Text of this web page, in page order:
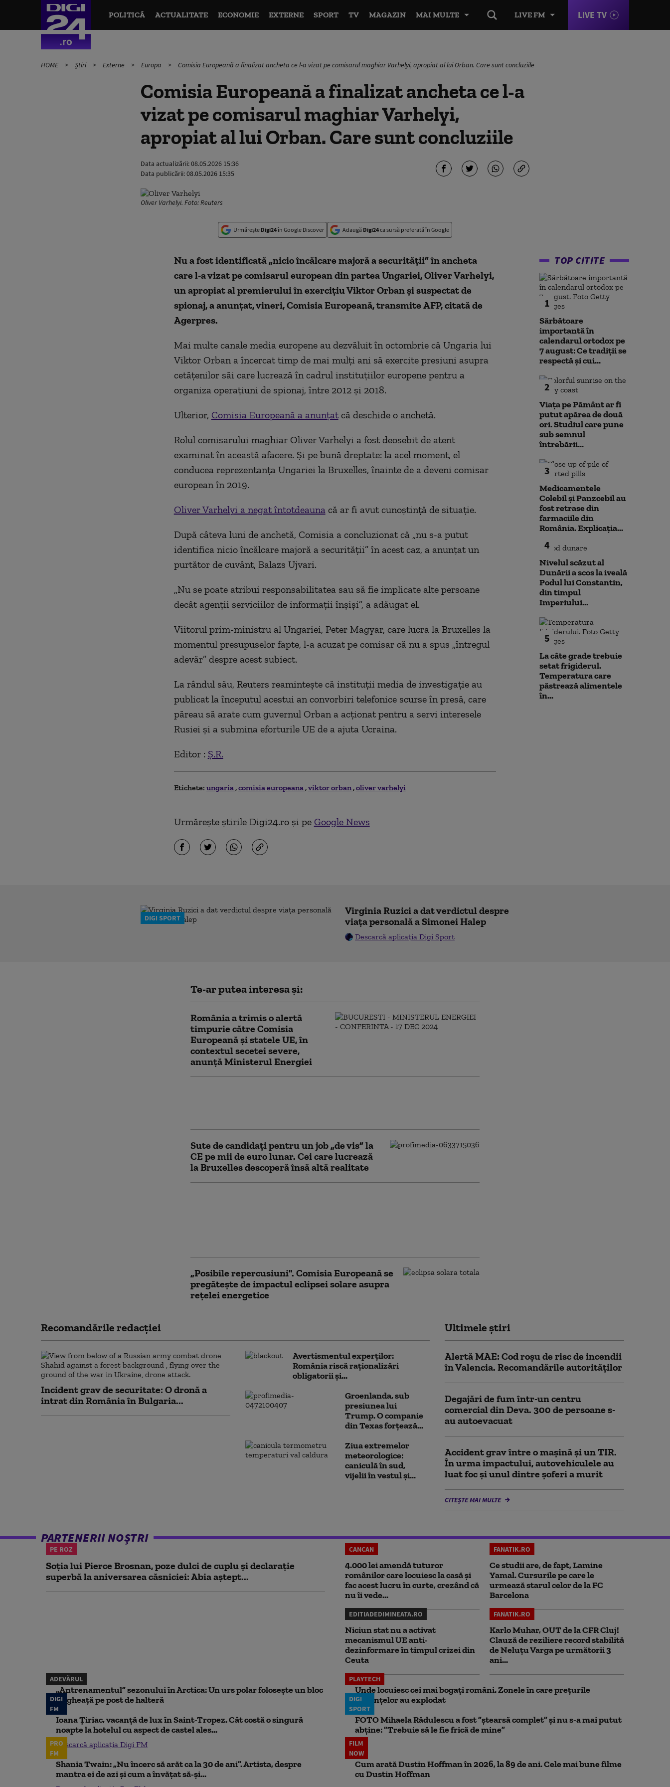
LIVE FM LIVE TV
POLITICĂ ACTUALITATE ECONOMIE EXTERNE SPORT TV MAGAZIN MAI MULTE
HOME Știri Externe Europa Comisia Europeană a finalizat ancheta ce l-a vizat pe comisarul maghiar Varhelyi, apropiat al lui Orban. Care sunt concluziile
Comisia Europeană a finalizat ancheta ce l-a
vizat pe comisarul maghiar Varhelyi,
apropiat al lui Orban. Care sunt concluziile
Data actualizării:08.05.2026 15:36
Data publicării:08.05.2026 15:35
Oliver Varhelyi. Foto: Reuters
Urmărește Digi24în Google Discover Adaugă Digi24ca sursă preferată în Google
Nu a fost identificată „nicio încălcare majoră a securităţii” în ancheta
care l-a vizat pe comisarul european din partea Ungariei, Oliver Varhelyi,
un apropiat al premierului în exerciţiu Viktor Orban şi suspectat de
spionaj, a anunţat, vineri, Comisia Europeană,transmite AFP,citată de
Agerpres.
Mai multe canale media europene au dezvăluit în octombrie că Ungaria lui
Viktor Orban a încercat timp de mai mulţi ani să exercite presiuni asupra
cetăţenilor săi care lucrează în cadrul instituţiilor europene pentru a
organiza operaţiuni de spionaj, între 2012 şi 2018.
Ulterior, Comisia Europeană a anunţatcă deschide o anchetă.
Rolul comisarului maghiar Oliver Varhelyi a fost deosebit de atent
examinat în această afacere. Şi pe bună dreptate: la acel moment, el
conducea reprezentanţa Ungariei la Bruxelles, înainte de a deveni comisar
european în 2019.
Oliver Varhelyi a negat întotdeaunacă ar fi avut cunoştinţă de situaţie.
După câteva luni de anchetă, Comisia a concluzionat că „nu s-a putut
identifica nicio încălcare majoră a securităţii” în acest caz, a anunţat un
purtător de cuvânt, Balazs Ujvari.
„Nu se poate atribui responsabilitatea sau să fie implicate alte persoane
decât agenţii serviciilor de informaţii înşişi”, a adăugat el.
Viitorul prim-ministru al Ungariei, Peter Magyar, care lucra la Bruxelles la
momentul presupuselor fapte, l-a acuzat pe comisar că nu a spus „întregul
adevăr” despre acest subiect.
La rândul său, Reuters reaminteşte că instituţii media de investigaţie au
publicat la începutul acestui an convorbiri telefonice scurse în presă, care
păreau să arate cum guvernul Orban a acţionat pentru a servi interesele
Rusiei şi a submina eforturile UE de a ajuta Ucraina.
Editor : Ș.R.
Etichete: ungaria comisia europeana viktor orban oliver varhelyi
Urmărește știrile Digi24.ro și pe Google News
TOP CITITE
1
Sărbătoare
importantă în
calendarul ortodox pe
7 august: Ce tradiții se
respectă și cui...
2
Viața pe Pământ ar fi
putut apărea de două
ori. Studiul care pune
sub semnul
întrebării...
3
Medicamentele
Colebil și Panzcebil au
fost retrase din
farmaciile din
România. Explicația...
4
Nivelul scăzut al
Dunării a scos la iveală
Podul lui Constantin,
din timpul
Imperiului...
5
La câte grade trebuie
setat frigiderul.
Temperatura care
păstrează alimentele
în...
DIGI SPORT
Virginia Ruzici a dat verdictul despre
viața personală a Simonei Halep
Descarcă aplicația Digi Sport
Te-ar putea interesa și:
România a trimis o alertă
timpurie către Comisia
Europeană și statele UE, în
contextul secetei severe,
anunță Ministerul Energiei
Sute de candidați pentru un job „de vis” la
CE pe mii de euro lunar. Cei care lucrează
la Bruxelles descoperă însă altă realitate
„Posibile repercusiuni". Comisia Europeană se
pregătește de impactul eclipsei solare asupra
rețelei energetice
Recomandările redacţiei
Incident grav de securitate: O dronă a
intrat din România în Bulgaria...
Avertismentul experților:
România riscă raționalizări
obligatorii și...
Groenlanda, sub
presiunea lui
Trump. O companie
din Texas forțează...
Ziua extremelor
meteorologice:
caniculă în sud,
vijelii în vestul și...
Ultimele știri
Alertă MAE: Cod roșu de risc de incendii
în Valencia. Recomandările autorităților
Degajări de fum într-un centru
comercial din Deva. 300 de persoane s-
au autoevacuat
Accident grav între o mașină și un TIR.
În urma impactului, autovehiculele au
luat foc și unul dintre șoferi a murit
CITEȘTE MAI MULTE
PARTENERII NOȘTRI
PE ROZ
Soția lui Pierce Brosnan, poze dulci de cuplu și declarație
superbă la aniversarea căsniciei: Abia aștept...
CANCAN
4.000 lei amendă tuturor
românilor care locuiesc la casă și
fac acest lucru în curte, crezând că
nu îi vede...
FANATIK.RO
Ce studii are, de fapt, Lamine
Yamal. Cursurile pe care le
urmează starul celor de la FC
Barcelona
EDITIADEDIMINEATA.RO
Niciun stat nu a activat
mecanismul UE anti-
dezinformare în timpul crizei din
Ceuta
FANATIK.RO
Karlo Muhar, OUT de la CFR Cluj!
Clauză de reziliere record stabilită
de Neluțu Varga pe următorii 3
ani...
ADEVĂRUL
„Antrenamentul” sezonului în Arctica: Un urs polar folosește un bloc
de gheață pe post de halteră
PLAYTECH
Unde locuiesc cei mai bogați români. Zonele în care prețurile
locuințelor au explodat
DIGI
FM
Ioana Țiriac, vacanță de lux în Saint-Tropez. Cât costă o singură
noapte la hotelul cu aspect de castel ales...
Descarcă aplicația Digi FM
DIGI
SPORT
FOTO Mihaela Rădulescu a fost ”ștearsă complet” și nu s-a mai putut
abține: ”Trebuie să le fie frică de mine”
PRO
FM
Shania Twain: „Nu încerc să arăt ca la 30 de ani”. Artista, despre
mantra ei de azi și cum a învățat să-și...
FILM
NOW
Cum arată Dustin Hoffman în 2026, la 89 de ani. Cele mai bune filme
cu Dustin Hoffman